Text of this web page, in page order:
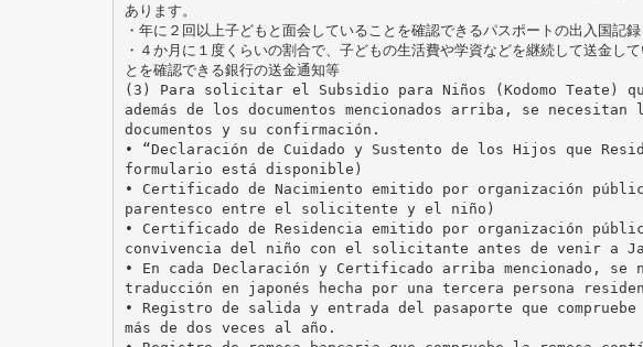
あります。
・年に２回以上子どもと面会していることを確認できるパスポートの出入国記録
・４か月に１度くらいの割合で、子どもの生活費や学資などを継続して送金し
とを確認できる銀行の送金通知等
(3) Para solicitar el Subsidio para Niños (Kodomo Teate)
además de los documentos mencionados arriba, se
documentos y su confirmación.
• “Declaración de Cuidado y Sustento de los Hijos que
formulario está disponible)
• Certificado de Nacimiento emitido por organización
parentesco entre el solicitente y el niño)
• Certificado de Residencia emitido por organización
convivencia del niño con el solicitante antes de venir a
• En cada Declaración y Certificado arriba mencionado,
traducción en japonés hecha por una tercera persona
• Registro de salida y entrada del pasaporte que
más de dos veces al año.